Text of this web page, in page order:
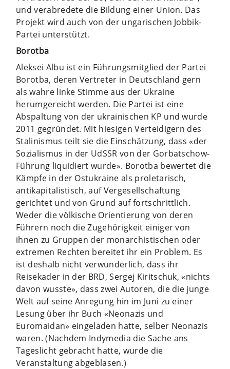
und verabredete die Bildung einer Union. Das
Projekt wird auch von der ungarischen Jobbik-
Partei unterstützt.
Borotba
Aleksei Albu ist ein Führungsmitglied der Partei
Borotba, deren Vertreter in Deutschland gern
als wahre linke Stimme aus der Ukraine
herumgereicht werden. Die Partei ist eine
Abspaltung von der ukrainischen KP und wurde
2011 gegründet. Mit hiesigen Verteidigern des
Stalinismus teilt sie die Einschätzung, dass «der
Sozialismus in der UdSSR von der Gorbatschow-
Führung liquidiert wurde». Borotba bewertet die
Kämpfe in der Ostukraine als proletarisch,
antikapitalistisch, auf Vergesellschaftung
gerichtet und von Grund auf fortschrittlich.
Weder die völkische Orientierung von deren
Führern noch die Zugehörigkeit einiger von
ihnen zu Gruppen der monarchistischen oder
extremen Rechten bereitet ihr ein Problem. Es
ist deshalb nicht verwunderlich, dass ihr
Reisekader in der BRD, Sergej Kiritschuk, «nichts
davon wusste», dass zwei Autoren, die die junge
Welt auf seine Anregung hin im Juni zu einer
Lesung über ihr Buch «Neonazis und
Euromaidan» eingeladen hatte, selber Neonazis
waren. (Nachdem Indymedia die Sache ans
Tageslicht gebracht hatte, wurde die
Veranstaltung abgeblasen.)